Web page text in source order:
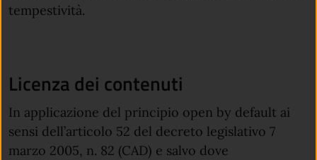
tempestività.
Licenza dei contenuti
In applicazione del principio open by default ai
sensi dell’articolo 52 del decreto legislativo 7
marzo 2005, n. 82 (CAD) e salvo dove